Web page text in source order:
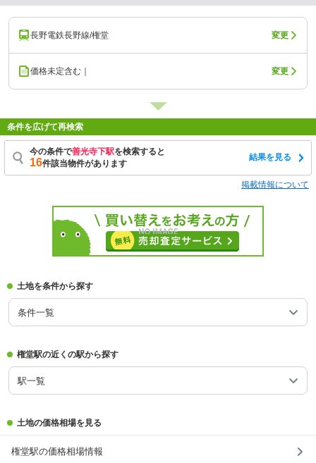
長野電鉄長野線/権堂 変更
価格未定含む｜ 変更
条件を広げて再検索
今の条件で善光寺下駅を検索すると
16件該当物件があります
結果を見る
掲載情報について
土地を条件から探す
条件一覧
権堂駅の近くの駅から探す
駅一覧
土地の価格相場を見る
権堂駅の価格相場情報